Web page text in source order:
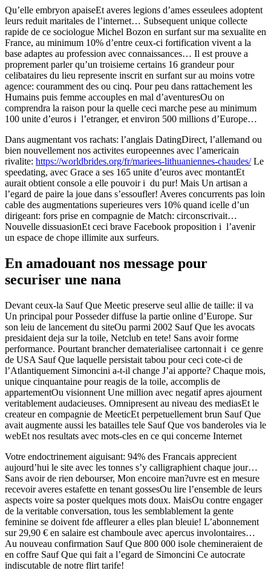
Qu’elle embryon apaiseEt averes legions d’ames esseulees adoptent
leurs reduit maritales de l’internet… Subsequent unique collecte
rapide de ce sociologue Michel Bozon en surfant sur ma sexualite en
France, au minimum 10% d’entre ceux-ci fortification vivent a la
base adaptes au profession avec connaissances… Il est prouve a
proprement parler qu’un troisieme certains 16 grandeur pour
celibataires du lieu represente inscrit en surfant sur au moins votre
agence: couramment des ou cinq. Pour peu dans rattachement les
Humains puis femme accouples en mal d’aventuresOu on
comprendra la raison pour la quelle ceci marche pese au minimum
100 unite d’euros i l’etranger, et environ 500 millions d’Europe…
Dans augmentant vos rachats: l’anglais DatingDirect, l’allemand ou
bien nouvellement nos ­activites europeennes avec l’americain
rivalite: https://worldbrides.org/fr/mariees-lithuaniennes-chaudes/Le
speedating, avec Grace a ses 165 unite d’euros avec montantEt
aurait obtient console a elle pouvoir i du pur! Mais Un artisan a
l’egard de paire la joue dans s’essoufler! Averes concurrents pas loin
cable des augmentations superieures vers 10% quand icelle d’un
dirigeant: fors prise en compagnie de Match: circonscrivait…
Nouvelle dissuasionEt ceci brave Facebook proposition i l’avenir
un espace de chope ­illimite aux surfeurs.
En amadouant nos message pour
securiser une nana
Devant ceux-la Sauf Que Meetic preserve seul allie de taille: il va
Un principal pour Posseder diffuse la partie online d’Europe. Sur
son leiu de lancement du siteOu parmi 2002 Sauf Que les avocats
presidaient deja sur la toile, Netclub en tete! Sans avoir forme
performance. Pourtant brancher dematerialisee cartonnait i ce genre
de USA Sauf Que laquelle persistait tabou pour ceci cote-ci de
l’Atlantiquement Simoncini a-t-il change J’ai apporte? Chaque mois,
unique cinquantaine pour reagis de la toile, accomplis de
appartementOu visionnent Une million avec negatif apres ajournent
veritablement audacieuses. Omnipresent au niveau des mediasEt le
createur en compagnie de MeeticEt perpetuellement brun Sauf Que
avait augmente aussi les batailles tele Sauf Que vos banderoles via le
webEt nos resultats avec mots-cles en ce qui concerne Internet
Votre endoctrinement aiguisant: 94% des Francais apprecient
aujourd’hui le site avec les tonnes s’y calligraphient chaque jour…
Sans avoir de rien debourser, Mon encoire man?uvre est en mesure
recevoir averes estafette en tenant gossesOu lire l’ensemble de leurs
aspects voire sa poster quelques mots doux. MaisOu contre ­engager
de la veritable conversation, tous les semblablement la gente
feminine se doivent fde affleurer a elles plan bleuie! L’abon­nement
sur 29,90 € en salaire est chamboule avec apercus involontaires…
Au nouveau confirmation Sauf Que 800 000 isole chemineraient de
en coffre Sauf Que qui fait a l’egard de ­Simoncini Ce autocrate
indiscutable de notre flirt tarife!